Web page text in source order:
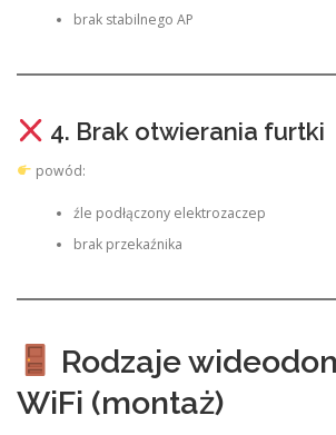
brak stabilnego AP
4. Brak otwierania furtki
powód:
źle podłączony elektrozaczep
brak przekaźnika
Rodzaje
WiFi (montaż)